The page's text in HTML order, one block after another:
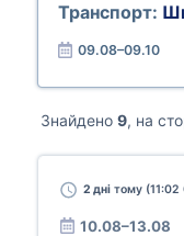
Транспорт:
09.08–09.10
Знайдено 9, на
2 дні тому (11:02
10.08–13.08